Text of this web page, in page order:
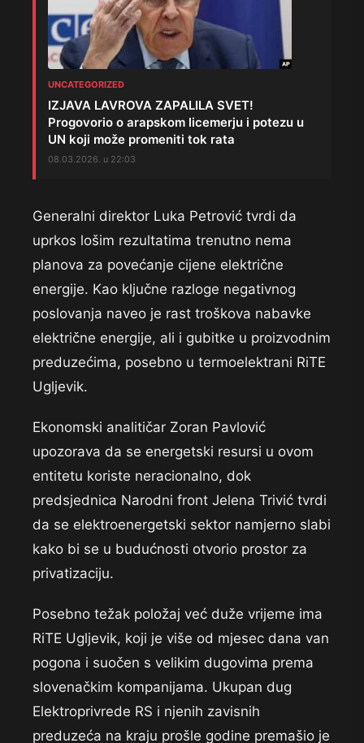
UNCATEGORIZED
IZJAVA LAVROVA ZAPALILA SVET!
Progovorio o arapskom licemerju i potezu u
UN koji može promeniti tok rata
08.03.2026. u 22:03
Generalni direktor Luka Petrović tvrdi da
uprkos lošim rezultatima trenutno nema
planova za povećanje cijene električne
energije. Kao ključne razloge negativnog
poslovanja naveo je rast troškova nabavke
električne energije, ali i gubitke u proizvodnim
preduzećima, posebno u termoelektrani RiTE
Ugljevik.
Ekonomski analitičar Zoran Pavlović
upozorava da se energetski resursi u ovom
entitetu koriste neracionalno, dok
predsjednica Narodni front Jelena Trivić tvrdi
da se elektroenergetski sektor namjerno slabi
kako bi se u budućnosti otvorio prostor za
privatizaciju.
Posebno težak položaj već duže vrijeme ima
RiTE Ugljevik, koji je više od mjesec dana van
pogona i suočen s velikim dugovima prema
slovenačkim kompanijama. Ukupan dug
Elektroprivrede RS i njenih zavisnih
preduzeća na kraju prošle godine premašio je